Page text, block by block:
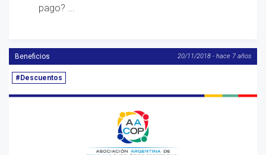
pago? ...
Beneficios 20/11/2018 - hace 7 años
#Descuentos